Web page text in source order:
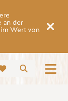
an der
Wert von
Suche